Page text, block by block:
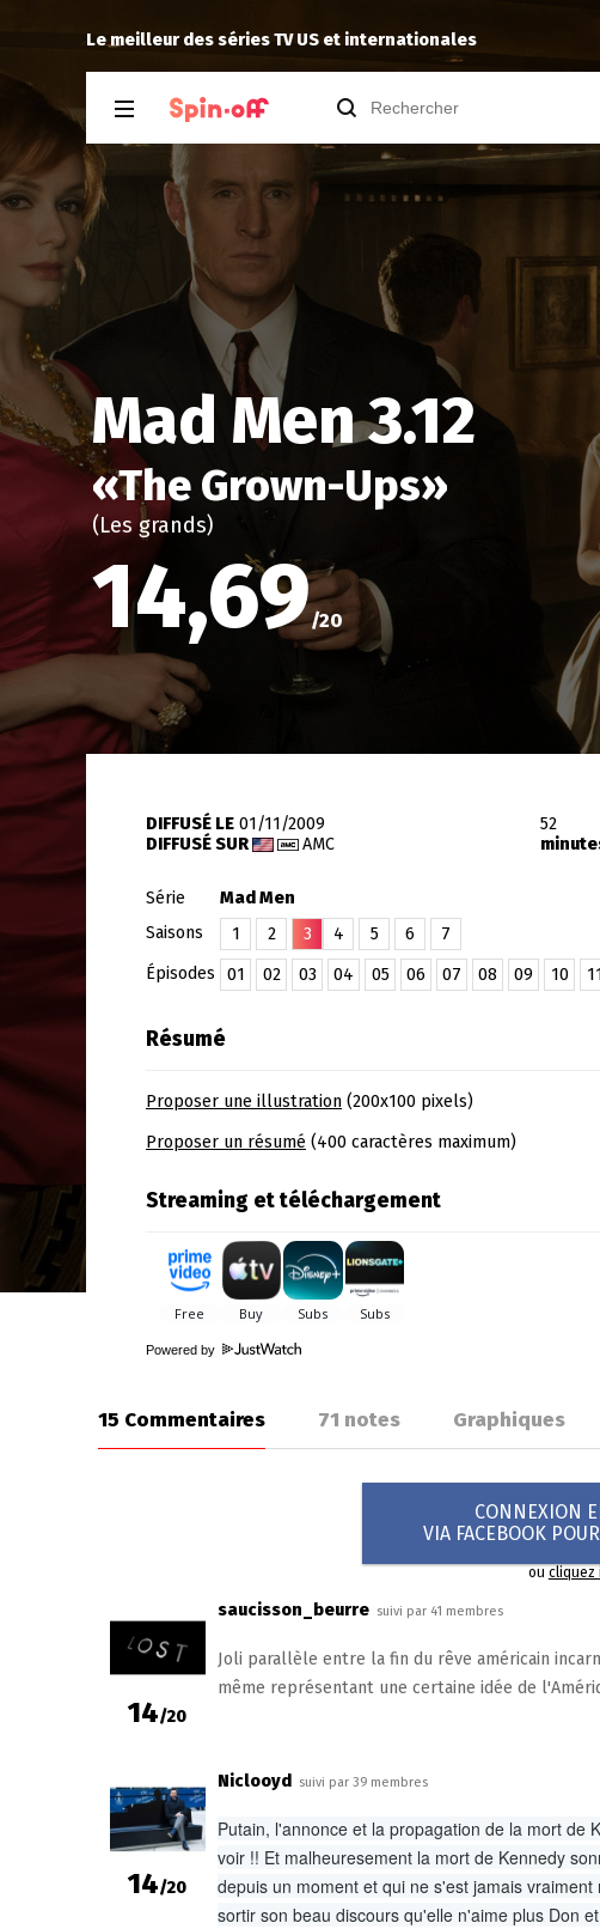
Le meilleur des séries TV US et internationales
Reiseia noté 13àSpin City 2.13
Mad Men 3.12
«The Grown-Ups»
(Les grands)
14,69/20
DIFFUSÉ LE 01/11/2009
DIFFUSÉ SUR
AMC
52
Série
Mad Men
Saisons
1 2 3 4 5 6
7
Épisodes
01 02 03 04 05 06 07 08 09 10
Résumé
Proposer une illustration (200x100 pixels)
Proposer un résumé (400 caractères maximum)
Streaming et téléchargement
Powered by
15 Commentaires 71 notes Graphiques
CONNEXION
VIA FACEBOOK
oucliquez
14/20
saucisson_beurre suivi par 41 membres
Joli parallèle entre la fin du rêve américain
même représentant une certaine idée de
14/20
Niclooyd suivi par 39 membres
Putain, l'annonce et la propagation de la mort de
voir !! Et malheuresement la mort de Kennedy
depuis un moment et qui ne s'est jamais
sortir son beau discours qu'elle n'aime plus Don